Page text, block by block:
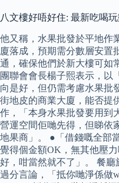
八文樓好唔好住: 最新吃喝
他又稱，水果批發於平地作
廈落成，預期需分數層安置
通，確保他們於新大樓可如
團聯會會長楊子熙表示，以
向是好，但仍需考慮水果批
街地皮的商業大廈，能否提
作，「本身水果批發要用到
營運空間佢哋先得，但睇依
地果商」。 ●「借錢嘅全部
覺得個金額OK，無其他壓
好，咁當然就不了」。 餐
過分言論，「抵你哋淨係做